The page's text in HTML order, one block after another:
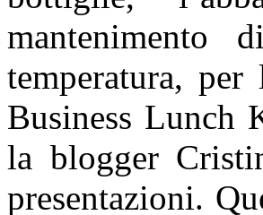
mantenimento
temperatura,
Business Lunch
la blogger
presentazioni.